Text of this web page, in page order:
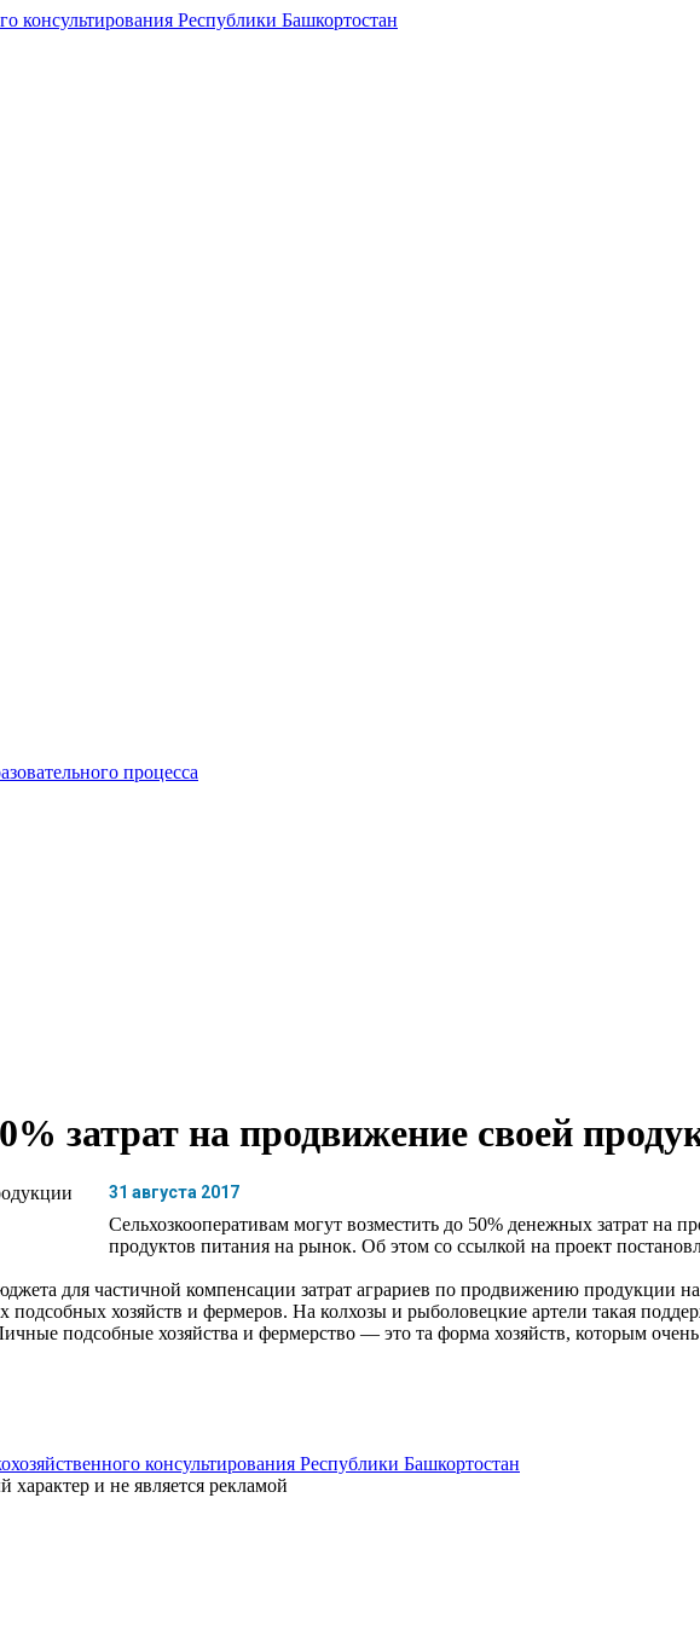
процесса
затрат на продвижение своей
31 августа 2017
Сельхозкооперативам могут возместить до 50% денежных затрат на
продуктов питания на рынок. Об этом со ссылкой на проект
для частичной компенсации затрат аграриев по продвижению продукции
хозяйств и фермеров. На колхозы и рыболовецкие артели такая
подсобные хозяйства и фермерство — это та форма хозяйств, которым
и не является рекламой